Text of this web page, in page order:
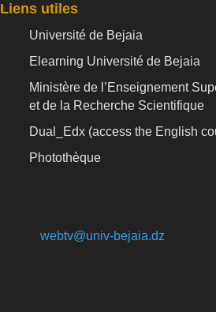
Liens utiles
Université de Bejaia
Elearning Université de Bejaia
Ministère de l’Enseignement
et de la Recherche Scientifique
Dual_Edx (access the English
Photothèque
webtv@univ-bejaia.dz